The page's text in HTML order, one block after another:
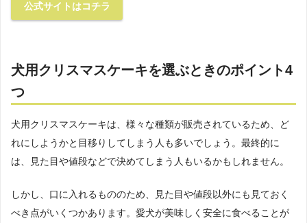
公式サイトはコチラ
犬用クリスマスケーキを選ぶときのポイント4
つ
犬用クリスマスケーキは、様々な種類が販売されているため、ど
れにしようかと目移りしてしまう人も多いでしょう。最終的に
は、見た目や値段などで決めてしまう人もいるかもしれません。
しかし、口に入れるもののため、見た目や値段以外にも見ておく
べき点がいくつかあります。愛犬が美味しく安全に食べることが